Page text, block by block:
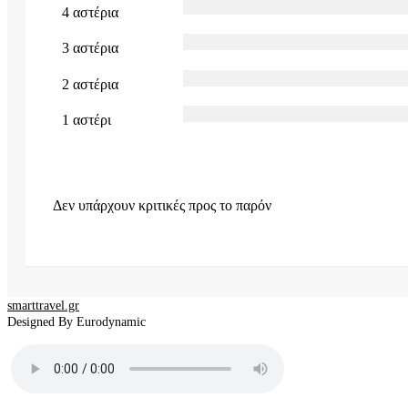
4 αστέρια
3 αστέρια
2 αστέρια
1 αστέρι
Δεν υπάρχουν κριτικές προς το παρόν
smarttravel.gr
Designed By Eurodynamic